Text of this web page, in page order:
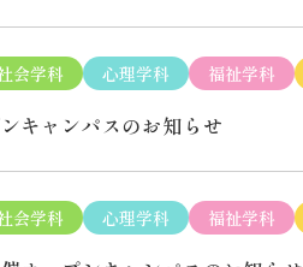
会学科 心理学科 福祉学科
キャンパスのお知らせ
会学科 心理学科 福祉学科